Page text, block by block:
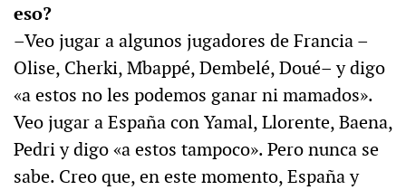
eso?
–Veo jugar a algunos jugadores de Francia –
Olise, Cherki, Mbappé, Dembelé, Doué– y digo
«a estos no les podemos ganar ni mamados».
Veo jugar a España con Yamal, Llorente, Baena,
Pedri y digo «a estos tampoco». Pero nunca se
sabe. Creo que, en este momento, España y